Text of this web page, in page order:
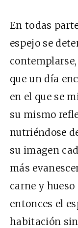
En todas
espejo se
que un día
en el que se
su mismo
nutriéndose
su imagen
más
carne y hueso
entonces el
habitación